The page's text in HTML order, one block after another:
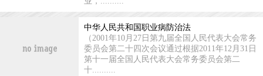
中华人民共和国职业病防治法
（2001年10月27日第九届全国人民代表大会常务
委员会第二十四次会议通过根据2011年12月31日
第十一届全国人民代表大会常务委员会第二
十..........